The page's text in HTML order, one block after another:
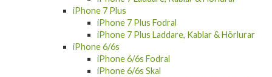
iPhone 7 Plus
iPhone 7 Plus Fodral
iPhone 7 Plus Laddare, Kablar & Hörlurar
iPhone 6/6s
iPhone 6/6s Fodral
iPhone 6/6s Skal